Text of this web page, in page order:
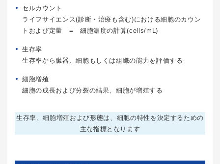
セルカウント
ライフサイエンス(診断・治療も含む)における細胞のカウン
トおよび定量 = 細胞濃度の計算(cells/mL)
生存率
生存率から臓器、細胞もしくは組織の能力を評価する
細胞増殖
細胞の成長および分裂の結果、細胞が増殖する
生存率、細胞増殖および形態は、細胞の特性を決定するための
主な指標となります